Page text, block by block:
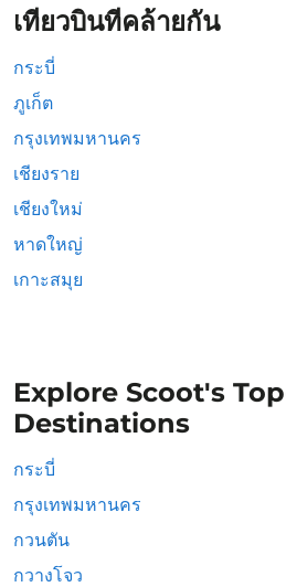
เที่ยวบินที่คล้ายกัน
กระบี่
ภูเก็ต
กรุงเทพมหานคร
เชียงราย
เชียงใหม่
หาดใหญ่
เกาะสมุย
Explore Scoot's
Destinations
กระบี่
กรุงเทพมหานคร
กวนตัน
กวางโจว